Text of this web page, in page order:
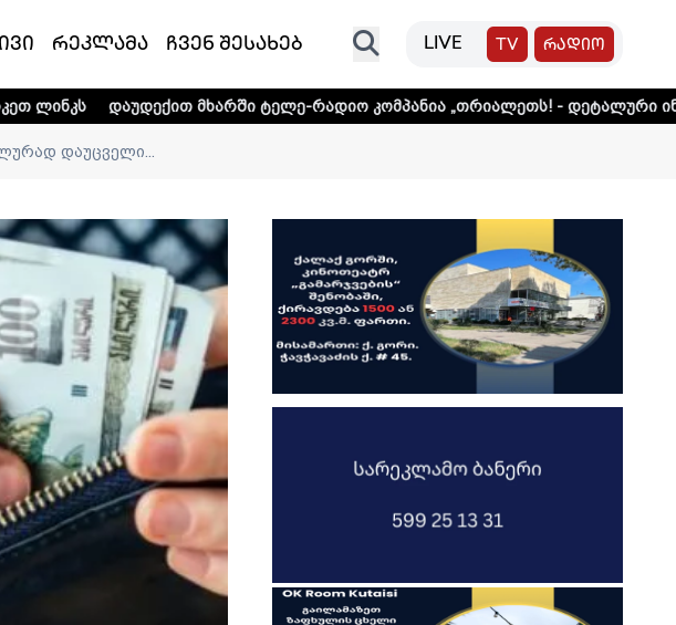
რეკლამა ჩვენ შესახებ LIVE TV რადიო
მხარში ტელე-რადიო კომპანია „თრიალეთს! - დეტალური
დაუცველი...